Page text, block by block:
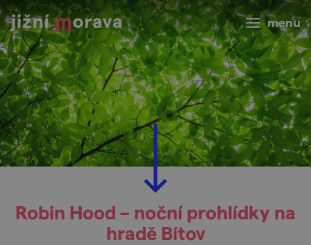
menu
Robin Hood – noční prohlídky na
hradě Bítov